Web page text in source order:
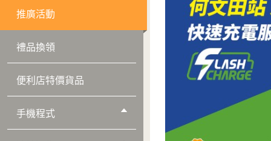
推廣活動
禮品換領
便利店特價貨品
手機程式